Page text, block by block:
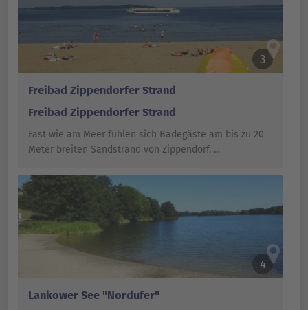
3
Freibad Zippendorfer Strand
Freibad Zippendorfer Strand
Fast wie am Meer fühlen sich Badegäste am bis zu 20
Meter breiten Sandstrand von Zippendorf. ...
4
Lankower See "Nordufer"